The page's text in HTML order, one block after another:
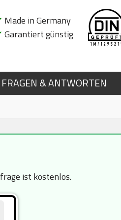
Made in Germany
Garantiert günstig
FRAGEN & ANTWORTEN
ist kostenlos.